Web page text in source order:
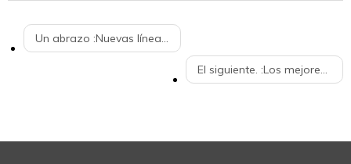
Un abrazo :Nuevas líneas de producción de plástico en polvo recubierto en carros de supermercado
El siguiente. :Los mejores diseños de carros de compras para ir al mercado con estilo